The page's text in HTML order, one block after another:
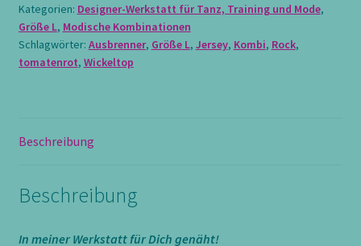
Ausbrenner-
Jersey
mit
langen
L
Kategorien: Designer-Werkstatt für Tanz, Training und Mode,
Größe L, Modische Kombinationen
Schlagwörter: Ausbrenner, Größe L, Jersey, Kombi, Rock,
tomatenrot, Wickeltop
Beschreibung
Beschreibung
In meiner Werkstatt für Dich genäht!